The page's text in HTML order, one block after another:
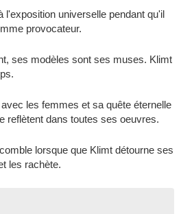
l'exposition universelle pendant qu'il
provocateur.
ses modèles sont ses muses. Klimt
les femmes et sa quête éternelle
reflètent dans toutes ses oeuvres.
lorsque que Klimt détourne ses
les rachète.